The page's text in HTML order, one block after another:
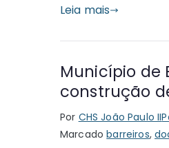
Leia mais
Município de
construção
Por CHS João Paulo II
Marcadobarreiros,